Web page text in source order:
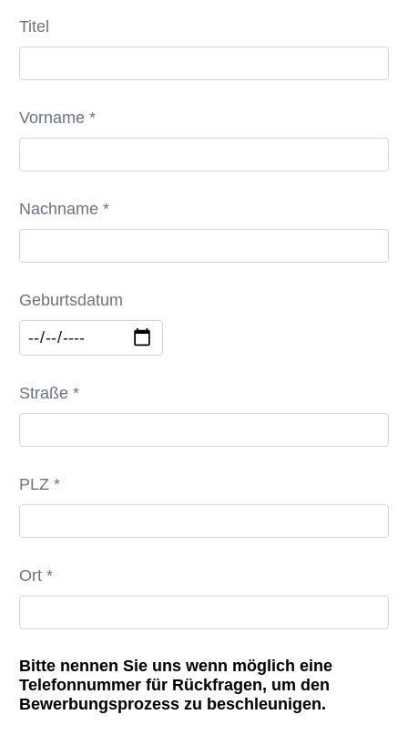
Titel
Vorname *
Nachname *
Geburtsdatum
Straße *
PLZ *
Ort *
Bitte nennen Sie uns wenn möglich eine
Telefonnummer für Rückfragen, um den
Bewerbungsprozess zu beschleunigen.